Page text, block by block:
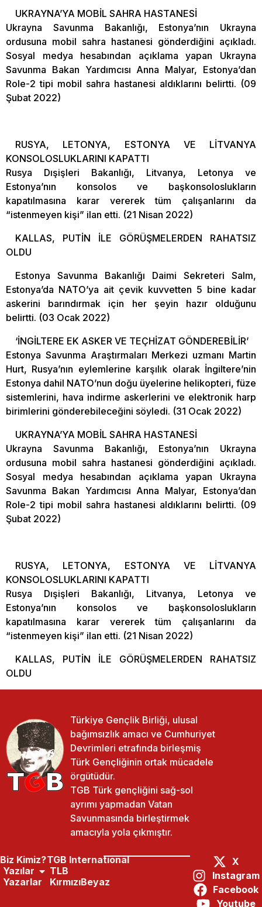
UKRAYNA’YA MOBİL SAHRA HASTANESİ
Ukrayna Savunma Bakanlığı, Estonya’nın Ukrayna
ordusuna mobil sahra hastanesi gönderdiğini açıkladı.
Sosyal medya hesabından açıklama yapan Ukrayna
Savunma Bakan Yardımcısı Anna Malyar, Estonya’dan
Role-2 tipi mobil sahra hastanesi aldıklarını belirtti. (09
Şubat 2022)
RUSYA, LETONYA, ESTONYA VE LİTVANYA
KONSOLOSLUKLARINI KAPATTI
Rusya Dışişleri Bakanlığı, Litvanya, Letonya ve
Estonya’nın konsolos ve başkonsoloslukların
kapatılmasına karar vererek tüm çalışanlarını da
“istenmeyen kişi” ilan etti. (21 Nisan 2022)
KALLAS, PUTİN İLE GÖRÜŞMELERDEN RAHATSIZ
OLDU
Estonya Savunma Bakanlığı Daimi Sekreteri Salm,
Estonya’da NATO’ya ait çevik kuvvetten 5 bine kadar
askerini barındırmak için her şeyin hazır olduğunu
belirtti. (03 Ocak 2022)
‘İNGİLTERE EK ASKER VE TEÇHİZAT GÖNDEREBİLİR’
Estonya Savunma Araştırmaları Merkezi uzmanı Martin
Hurt, Rusya’nın eylemlerine karşılık olarak İngiltere’nin
Estonya dahil NATO’nun doğu üyelerine helikopteri, füze
sistemlerini, hava indirme askerlerini ve elektronik harp
birimlerini gönderebileceğini söyledi. (31 Ocak 2022)
UKRAYNA’YA MOBİL SAHRA HASTANESİ
Ukrayna Savunma Bakanlığı, Estonya’nın Ukrayna
ordusuna mobil sahra hastanesi gönderdiğini açıkladı.
Sosyal medya hesabından açıklama yapan Ukrayna
Savunma Bakan Yardımcısı Anna Malyar, Estonya’dan
Role-2 tipi mobil sahra hastanesi aldıklarını belirtti. (09
Şubat 2022)
RUSYA, LETONYA, ESTONYA VE LİTVANYA
KONSOLOSLUKLARINI KAPATTI
Rusya Dışişleri Bakanlığı, Litvanya, Letonya ve
Estonya’nın konsolos ve başkonsoloslukların
kapatılmasına karar vererek tüm çalışanlarını da
“istenmeyen kişi” ilan etti. (21 Nisan 2022)
KALLAS, PUTİN İLE GÖRÜŞMELERDEN RAHATSIZ
OLDU
Paylaş:
Türkiye Gençlik Birliği, ulusal
bağımsızlık amacı ve Cumhuriyet
Devrimleri etrafında birleşmiş
Türk Gençliğinin ortak mücadele
örgütüdür.
TGB Türk gençliğini sağ-sol
ayrımı yapmadan Vatan
Savunmasında birleştirmek
amacıyla yola çıkmıştır.
Biz Kimiz?
Yazılar
Yazarlar
TGB International
TLB
KırmızıBeyaz
X
Instagram
Facebook
Youtube